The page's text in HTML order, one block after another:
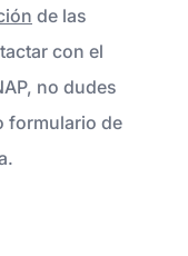
de las
con el
no dudes
formulario de